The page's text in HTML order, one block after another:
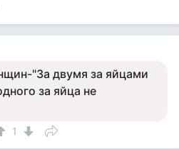
"За двумя за яйцами
за яйца не
1